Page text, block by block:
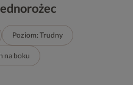
Poziom: Trudny
na boku